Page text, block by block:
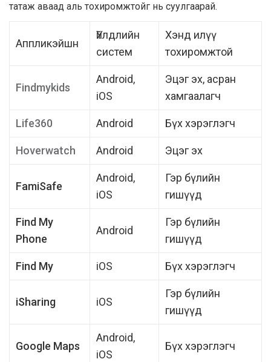
татаж аваад аль тохиромжтойг нь суулгаарай.
Аппликэйшн
Үйлдлийн
систем
Хэнд илүү
тохиромжтой
Findmykids
Android,
iOS
Эцэг эх, асран
хамгаалагч
Life360 Android Бүх хэрэглэгч
Hoverwatch Android Эцэг эх
FamiSafe
Android,
iOS
Гэр бүлийн
гишүүд
Find My
Phone
Android
Гэр бүлийн
гишүүд
Find My iOS Бүх хэрэглэгч
iSharing iOS
Гэр бүлийн
гишүүд
Google Maps
Android,
iOS
Бүх хэрэглэгч